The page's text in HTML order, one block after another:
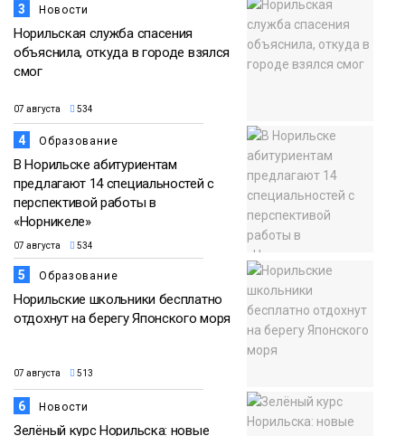
3 Новости
Норильская служба спасения
объяснила, откуда в городе взялся
смог
07 августа 534
4 Образование
В Норильске абитуриентам
предлагают 14 специальностей с
перспективой работы в
«Норникеле»
07 августа 534
5 Образование
Норильские школьники бесплатно
отдохнут на берегу Японского моря
07 августа 513
6 Новости
Зелёный курс Норильска: новые